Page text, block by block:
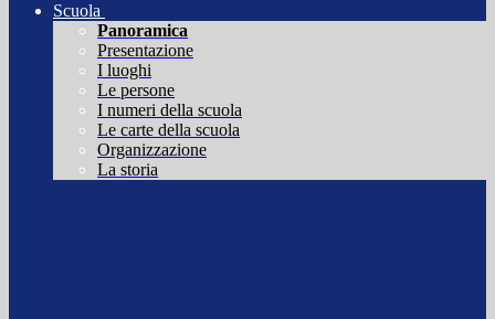
Scuola
Panoramica
Presentazione
I luoghi
Le persone
I numeri della scuola
Le carte della scuola
Organizzazione
La storia